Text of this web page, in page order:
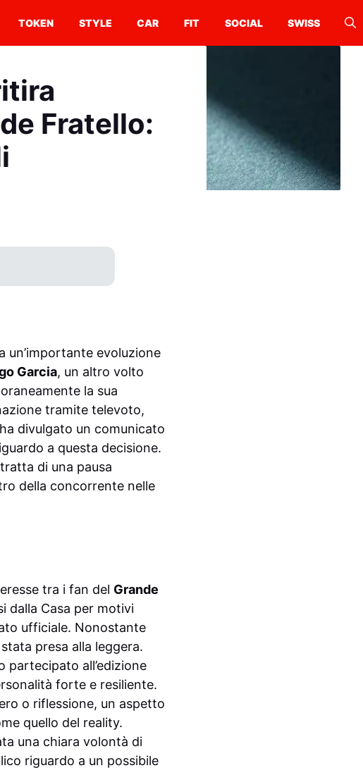
TOKEN STYLE CAR FIT SOCIAL SWISS
Fratello:
un’importante evoluzione
Garcia, un altro volto
la sua
tramite televoto,
ha divulgato un comunicato
a questa decisione.
di una pausa
della concorrente nelle
tra i fan del Grande
dalla Casa per motivi
ufficiale. Nonostante
presa alla leggera.
partecipato all’edizione
forte e resiliente.
o riflessione, un aspetto
quello del reality.
una chiara volontà di
riguardo a un possibile